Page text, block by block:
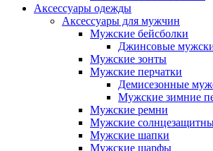
Аксессуары одежды
Аксессуары для мужчин
Мужские бейсболки
Джинсовые
Мужские зонты
Мужские перчатки
Демисезонные
Мужские зимние
Мужские ремни
Мужские
Мужские шапки
Мужские шарфы